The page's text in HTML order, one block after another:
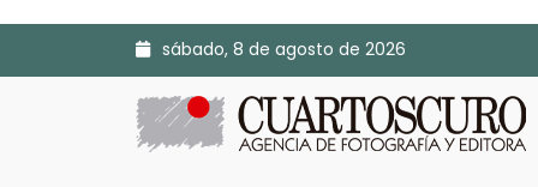
sábado, 8 de agosto de 2026